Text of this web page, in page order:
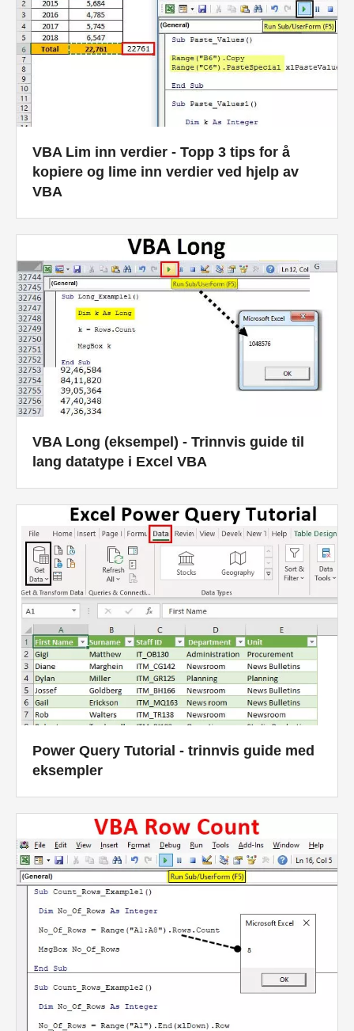
VBA Lim inn verdier - Topp 3 tips for å
kopiere og lime inn verdier ved hjelp av
VBA
VBA Long (eksempel) - Trinnvis guide til
lang datatype i Excel VBA
Power Query Tutorial - trinnvis guide med
eksempler